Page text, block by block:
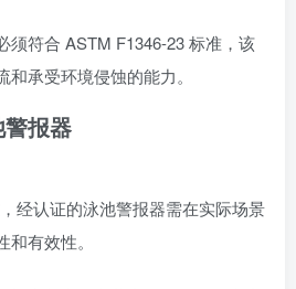
须符合 ASTM F1346-23 标准，该
承受环境侵蚀的能力。
报器
经认证的泳池警报器需在实际场景
有效性。